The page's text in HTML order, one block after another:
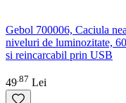
Gebol 700006, Caciula
niveluri de luminozitate,
si reincarcabil prin USB
49 87 Lei